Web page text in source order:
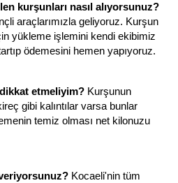
kurşunları nasıl alıyorsunuz?
araçlarımızla geliyoruz. Kurşun
yükleme işlemini kendi ekibimiz
ödemesini hemen yapıyoruz.
etmeliyim? Kurşunun
gibi kalıntılar varsa bunlar
temiz olması net kilonuzu
Kocaeli'nin tüm